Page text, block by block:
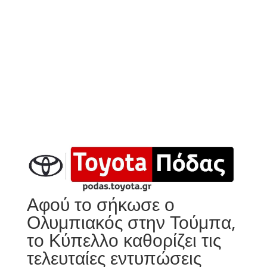
Αφού το σήκωσε ο
Ολυμπιακός στην Τούμπα,
το Κύπελλο καθορίζει τις
τελευταίες εντυπώσεις